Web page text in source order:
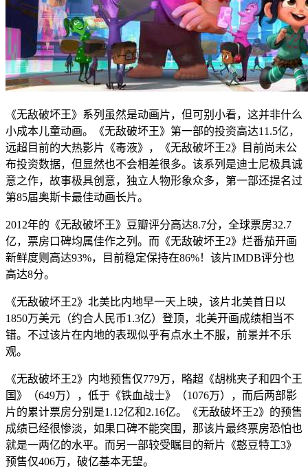
《无敌破坏王》系列虽然是动画片，但可别小看，这并非什么
小成本儿童动画。《无敌破坏王》第一部的投资高达11.5亿，
远超目前的大热影片《毒液》，《无敌破坏王2》目前尚未公
布投资数据，但显然也不会相差很多。该系列是迪士尼极具诚
意之作，故事极具创意，独立人物形象众多，第一部还提名过
第85届奥斯卡最佳动画长片。
2012年的《无敌破坏王》豆瓣评分高达8.7分，全球票房32.7
亿，票房口碑均属佳作之列。而《无敌破坏王2》烂番茄开画
新鲜度则高达93%，目前稳定保持在86%！该片IMDB评分也
高达8分。
《无敌破坏王2》北美比内地早一天上映，该片北美首日以
1850万美元（约合人民币1.3亿）登顶，北美开画成绩相当不
错。不过该片在内地的表现似乎有点水土不服，前景并不乐
观。
《无敌破坏王2》内地预售仅779万，略超《胡桃夹子和四个王
国》（649万），低于《铁血战士》（1076万），而后两部影
片的累计票房分别是1.12亿和2.16亿。《无敌破坏王2》的预售
成绩已经很惨淡，如果口碑不能突围，那该片最终票房恐怕也
就是一两亿的水平。而另一部较受瞩目的新片《憨豆特工3》
预售仅406万，破亿基本无望。